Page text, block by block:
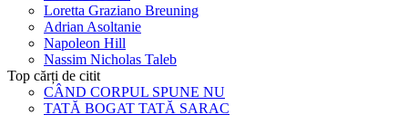
Loretta Graziano Breuning
Adrian Asoltanie
Napoleon Hill
Nassim Nicholas Taleb
Top cărți de citit
CÂND CORPUL SPUNE NU
TATĂ BOGAT TATĂ SARAC